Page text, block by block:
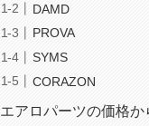
DAMD
PROVA
SYMS
CORAZON
エアロパーツの価格か